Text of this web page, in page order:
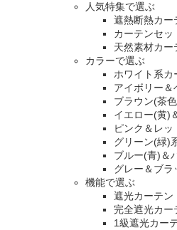
人気特集で選ぶ
遮熱断熱カー
カーテンセッ
天然素材カー
カラーで選ぶ
ホワイト系カ
アイボリー＆
ブラウン(茶
イエロー(黄)
ピンク＆レ
グリーン(緑)
ブルー(青)＆
グレー＆ブラ
機能で選ぶ
遮光カーテン
完全遮光カー
1級遮光カー